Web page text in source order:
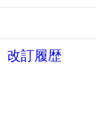
改訂履歴